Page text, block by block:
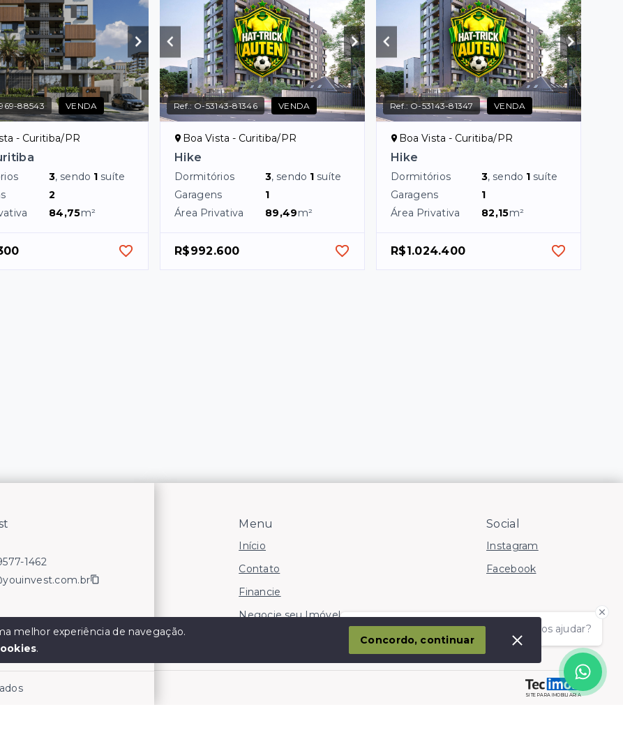
88543 VENDA
- Curitiba/PR
3, sendo 1 suíte
2
84,75m²
Ref.: O-53143-81346 VENDA
Boa Vista - Curitiba/PR
Hike
Dormitórios 3, sendo 1 suíte
Garagens
1
Área Privativa
89,49m²
R$992.600
Ref.: O-53143-81347 VENDA
Boa Vista - Curitiba/PR
Hike
Dormitórios 3, sendo 1 suíte
Garagens
1
Área Privativa
82,15m²
R$1.024.400
Olá! somos da Linkmob, como podemos ajudar?
Menu
Início
Contato
Financie
Negocie seu Imóvel
Social
Instagram
Facebook
SITE PARA IMOBILIARIA
1462
melhor experiência de navegação.
.
Concordo, continuar